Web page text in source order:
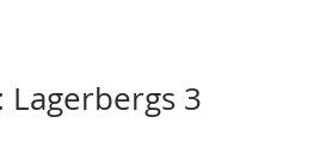
Lagerbergs 3